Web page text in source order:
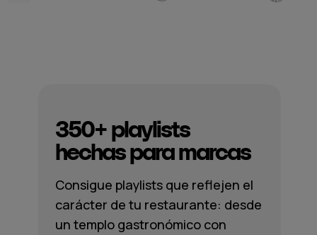
350+ playlists
hechas para marcas
Consigue playlists que reflejen el
carácter de tu restaurante: desde
un templo gastronómico con